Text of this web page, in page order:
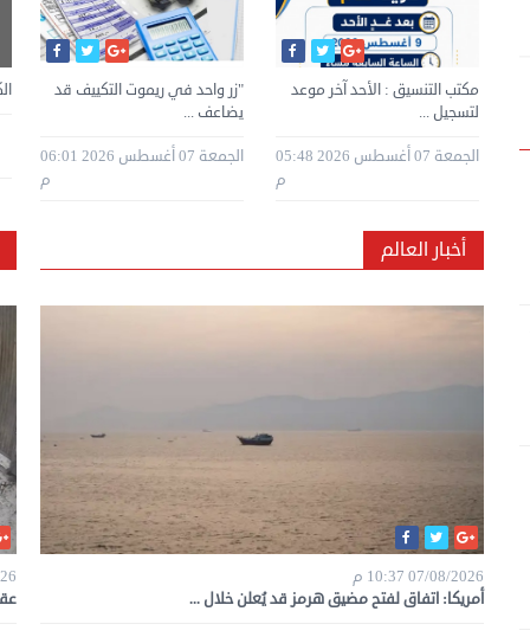
7 كويتيين ضمن قائمة «فوربس»
لأقوى 100 ...
الخميس 06 أغسطس 2026
الكويت .. ضبط 56 وافدًا خالفوا
قانون ...
الخميس 06 أغسطس 2026
2026
"زر واحد في ريموت التكييف قد
يضاعف ...
الجمعة 07 أغسطس 2026 06:01
م
مكتب التنسيق : الأحد آخر موعد
لتسجيل ...
الجمعة 07 أغسطس 2026 05:48
م
05:29
07/
أخبار العالم
07/08/2026 10:37 م
أمريكا: اتفاق لفتح مضيق هرمز قد يُعلن خلال ...